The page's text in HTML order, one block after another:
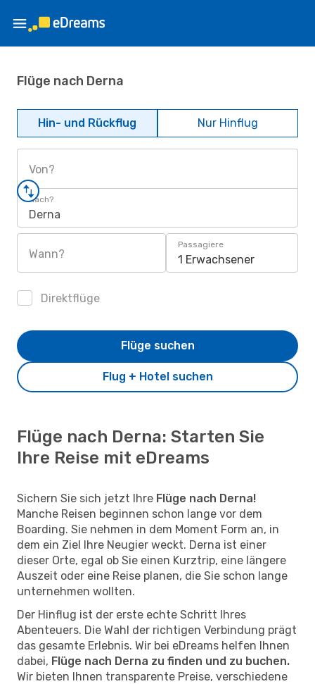
Flüge nach Derna
Hin- und Rückflug Nur Hinflug
Von?
Nach?
Derna
Wann?
Passagiere
1 Erwachsener
Direktflüge
Flug + Hotel suchen
Flüge suchen
Flüge nach Derna: Starten Sie
Ihre Reise mit eDreams
Sichern Sie sich jetzt Ihre Flüge nach Derna!
Manche Reisen beginnen schon lange vor dem
Boarding. Sie nehmen in dem Moment Form an, in
dem ein Ziel Ihre Neugier weckt. Derna ist einer
dieser Orte, egal ob Sie einen Kurztrip, eine längere
Auszeit oder eine Reise planen, die Sie schon lange
unternehmen wollten.
Der Hinflug ist der erste echte Schritt Ihres
Abenteuers. Die Wahl der richtigen Verbindung prägt
das gesamte Erlebnis. Wir bei eDreams helfen Ihnen
dabei, Flüge nach Derna zu finden und zu buchen.
Wir bieten Ihnen transparente Preise, verschiedene